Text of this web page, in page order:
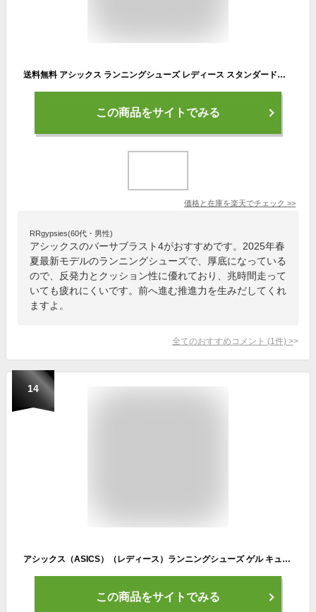
送料無料 アシックス ランニングシューズ レディース スタンダードラスト asics VERSABLAST 4 ローカット ジョギング フィットネス ロードラン 陸上 トレーニング 女性 ランシュー スポーツシューズ 運動靴 多用途 靴 ブランド バーサブラスト4 くつ/1012B775
この商品をサイトでみる
価格と在庫を楽天でチェック >>
RRgypsies(60代・男性)
アシックスのバーサブラスト4がおすすめです。2025年春
夏最新モデルのランニングシューズで、厚底になっている
ので、反発力とクッション性に優れており、兆時間走って
いても疲れにくいです。前へ進む推進力を生みだしてくれ
ますよ。
全てのおすすめコメント (1 件) >
14
アシックス（ASICS）（レディース）ランニングシューズ ゲル キュムラス26 エメグリーン 1012B599.300 スニーカー ジョギング クッション性
この商品をサイトでみる